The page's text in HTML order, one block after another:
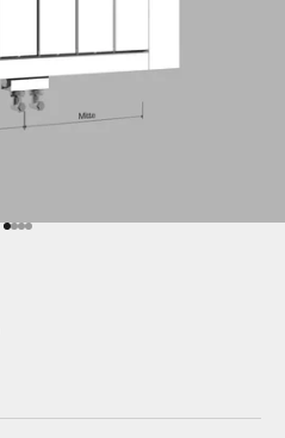
Gehe zu Element 1
Gehe zu Element 2
Gehe zu Element 3
Gehe zu Element 4